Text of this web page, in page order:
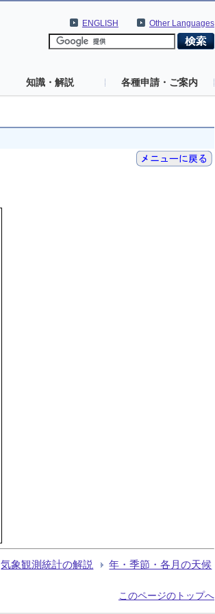
Other Languages
ENGLISH
知識・解説 各種申請・ご案内
気象観測統計の解説 年・季節・各月の天候
このページのトップへ